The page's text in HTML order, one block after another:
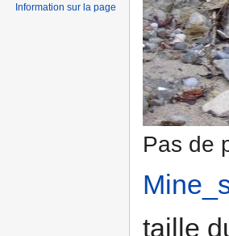
Pas de
taille
Information sur la page